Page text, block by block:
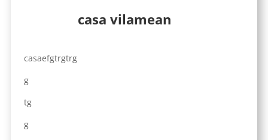
casa vilamean
casaefgtrgtrg
g
tg
g